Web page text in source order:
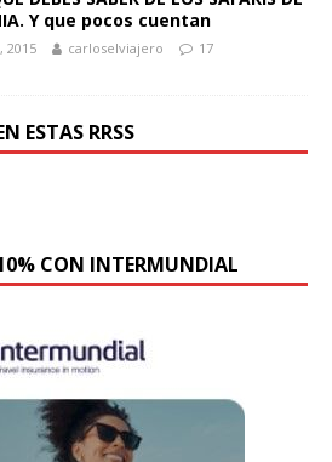
Y que pocos cuentan
2015 carloselviajero 17
ESTAS RRSS
CON INTERMUNDIAL